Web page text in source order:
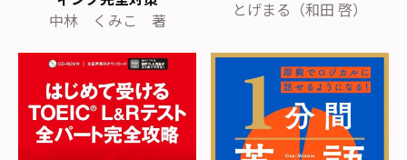
中林 くみこ 著
とげまる（和田 啓）